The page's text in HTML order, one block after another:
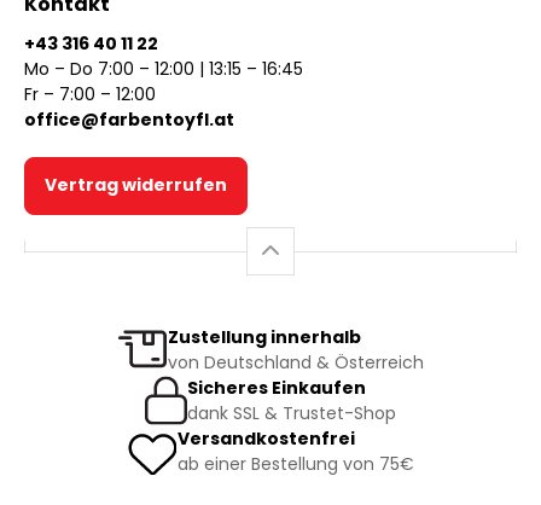
+43 316 40 11 22
Mo – Do 7:00 – 12:00 | 13:15 – 16:45
Fr – 7:00 – 12:00
office@farbentoyfl.at
Vertrag widerrufen
Zustellung innerhalb
von Deutschland & Österreich
Sicheres Einkaufen
dank SSL & Trustet-Shop
Versandkostenfrei
ab einer Bestellung von 75€